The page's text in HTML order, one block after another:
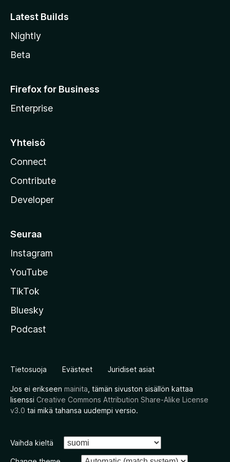
Latest Builds
Nightly
Beta
Firefox for Business
Enterprise
Yhteisö
Connect
Contribute
Developer
Seuraa
Instagram
YouTube
TikTok
Bluesky
Podcast
Tietosuoja Evästeet Juridiset asiat
Jos ei erikseen mainita , tämän sivuston sisällön kattaa
lisenssi Creative Commons Attribution Share-Alike License
v3.0 tai mikä tahansa uudempi versio.
Vaihda kieltä